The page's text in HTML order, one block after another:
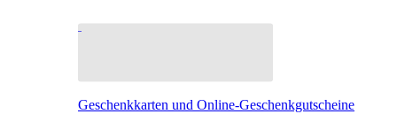
Geschenkkarten und Online-Geschenkgutscheine